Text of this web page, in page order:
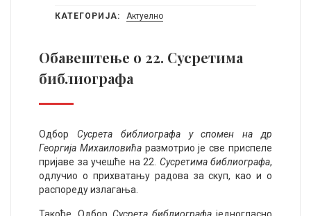
КАТЕГОРИЈА: Актуелно
Обавештење о 22. Сусретима
библиографа
Одбор Сусрета библиографа у спомен на др
Георгија Михаиловићаразмотрио је све приспеле
пријаве за учешће на 22. Сусретима библиографа,
одлучио о прихватању радова за скуп, као и о
распореду излагања.
Такође, Одбор Сусрета библиографаједногласно